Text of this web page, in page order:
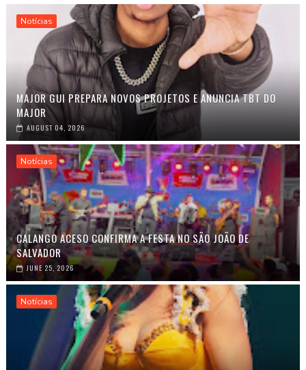
Notícias
MAJOR GUI PREPARA NOVOS PROJETOS E ANUNCIA TBT DO
MAJOR
AUGUST 04, 2026
Notícias
CALANGO ACESO CONFIRMA A FESTA NO SÃO JOÃO DE
SALVADOR
JUNE 25, 2026
Notícias